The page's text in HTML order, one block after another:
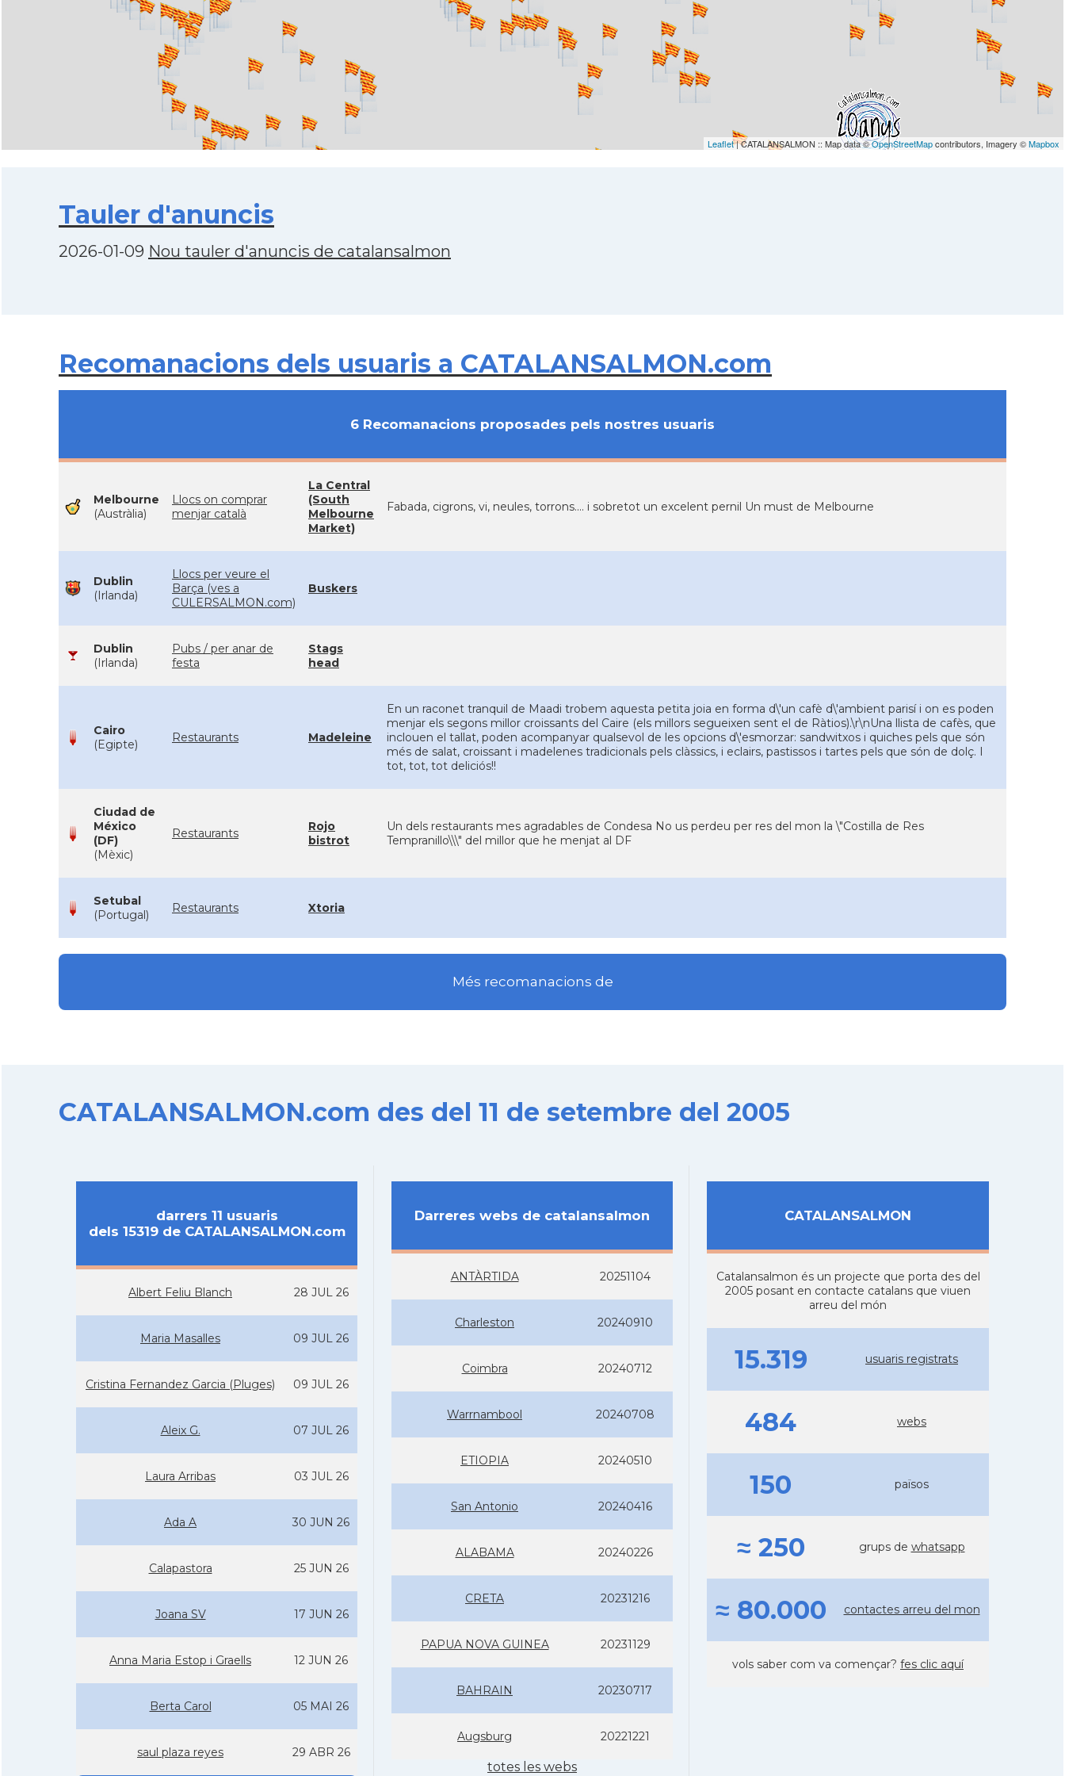
Leaflet| CATALANSALMON :: Map data ©OpenStreetMapcontributors, Imagery ©Mapbox
Tauler d'anuncis
2026-01-09 Nou tauler d'anuncis de catalansalmon
Recomanacions dels usuaris a CATALANSALMON.com
6 Recomanacions proposades pels nostres usuaris
Melbourne
(Austràlia)
Llocs on comprar
menjar català
La Central
(South
Melbourne
Market)
Fabada, cigrons, vi, neules, torrons.... i sobretot un excelent pernil Un must de Melbourne
Dublin
(Irlanda)
Llocs per veure el
Barça (ves a
CULERSALMON.com)
Buskers
Dublin
(Irlanda)
Pubs / per anar de
festa
Stags
head
Cairo
(Egipte)
Restaurants Madeleine
En un raconet tranquil de Maadi trobem aquesta petita joia en forma d\'un cafè d\'ambient parisí i on es poden
menjar els segons millor croissants del Caire (els millors segueixen sent el de Ràtios).\r\nUna llista de cafès, que
inclouen el tallat, poden acompanyar qualsevol de les opcions d\'esmorzar: sandwitxos i quiches pels que són
més de salat, croissant i madelenes tradicionals pels clàssics, i eclairs, pastissos i tartes pels que són de dolç. I
tot, tot, tot deliciós!!
Ciudad de
México
(DF)
(Mèxic)
Restaurants
Rojo
bistrot
Un dels restaurants mes agradables de Condesa No us perdeu per res del mon la \"Costilla de Res
Tempranillo\\\" del millor que he menjat al DF
Setubal
(Portugal)
Restaurants Xtoria
Més recomanacions de
CATALANSALMON.com des del 11 de setembre del 2005
darrers 11 usuaris
dels 15319 de CATALANSALMON.com
Albert Feliu Blanch 28 JUL 26
Maria Masalles 09 JUL 26
Cristina Fernandez Garcia (Pluges) 09 JUL 26
Aleix G. 07 JUL 26
Laura Arribas 03 JUL 26
Ada A 30 JUN 26
Calapastora 25 JUN 26
Joana SV 17 JUN 26
Anna Maria Estop i Graells 12 JUN 26
Berta Carol 05 MAI 26
saul plaza reyes 29 ABR 26
Darreres webs de catalansalmon
ANTÀRTIDA 20251104
Charleston 20240910
Coimbra 20240712
Warrnambool 20240708
ETIOPIA 20240510
San Antonio 20240416
ALABAMA 20240226
CRETA 20231216
PAPUA NOVA GUINEA 20231129
BAHRAIN 20230717
Augsburg 20221221
totes les webs
CATALANSALMON
Catalansalmon és un projecte que porta des del
2005 posant en contacte catalans que viuen
arreu del món
15.319 usuaris registrats
484 webs
150 països
≈ 250 grups de whatsapp
≈ 80.000 contactes arreu del mon
vols saber com va començar? fes clic aquí